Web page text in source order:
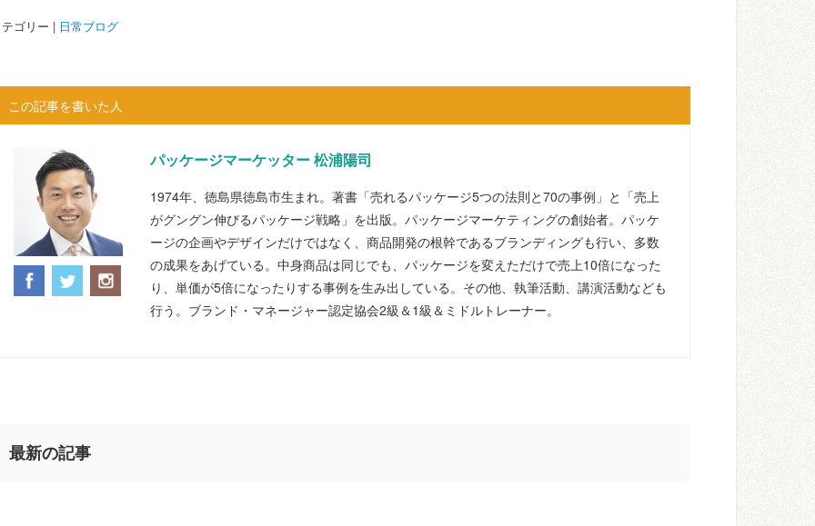
ゴリー | 日常ブログ
この記事を書いた人
パッケージマーケッター 松浦陽司
1974年、徳島県徳島市生まれ。著書「売れるパッケージ5つの法則と70の事例」と「売上
がグングン伸びるパッケージ戦略」を出版。パッケージマーケティングの創始者。パッケ
ージの企画やデザインだけではなく、商品開発の根幹であるブランディングも行い、多数
の成果をあげている。中身商品は同じでも、パッケージを変えただけで売上10倍になった
り、単価が5倍になったりする事例を生み出している。その他、執筆活動、講演活動なども
行う。ブランド・マネージャー認定協会2級＆1級＆ミドルトレーナー。
最新の記事